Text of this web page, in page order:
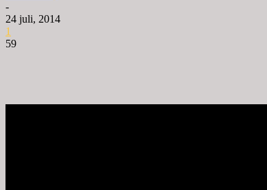
-
24 juli, 2014
1
59